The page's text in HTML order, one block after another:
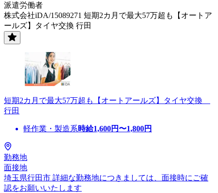
派遣労働者
株式会社iDA/15089271 短期2カ月で最大57万超も【オートア
ールズ】タイヤ交換 行田
短期2カ月で最大57万超も【オートアールズ】タイヤ交換
行田
軽作業・製造系時給1,600円〜1,800円
勤務地
面接地
埼玉県行田市 詳細な勤務地につきましては、面接時にご確
認をお願いいたします